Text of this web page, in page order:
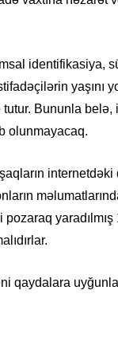
identifikasiya,
yaşını
Bununla belə,
olunmayacaq.
internetdəki
yaradılmış
qaydalara